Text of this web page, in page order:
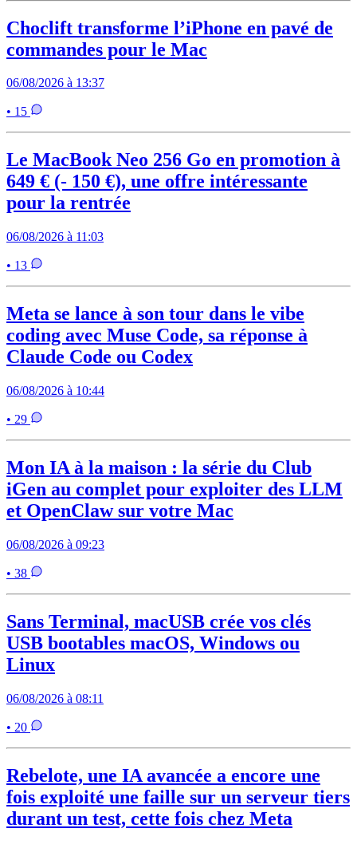
Choclift transforme l’iPhone en pavé de
commandes pour le Mac
06/08/2026 à 13:37
• 15
Le MacBook Neo 256 Go en promotion à
649 € (- 150 €), une offre intéressante
pour la rentrée
06/08/2026 à 11:03
• 13
Meta se lance à son tour dans le vibe
coding avec Muse Code, sa réponse à
Claude Code ou Codex
06/08/2026 à 10:44
• 29
Mon IA à la maison : la série du Club
iGen au complet pour exploiter des LLM
et OpenClaw sur votre Mac
06/08/2026 à 09:23
• 38
Sans Terminal, macUSB crée vos clés
USB bootables macOS, Windows ou
Linux
06/08/2026 à 08:11
• 20
Rebelote, une IA avancée a encore une
fois exploité une faille sur un serveur tiers
durant un test, cette fois chez Meta